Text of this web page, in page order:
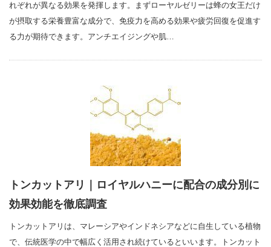
れぞれが異なる効果を発揮します。まずローヤルゼリーは蜂の女王だけ
が摂取する栄養豊富な成分で、免疫力を高める効果や疲労回復を促進す
る力が期待できます。アンチエイジングや肌…
トンカットアリ｜ロイヤルハニーに配合の成分別に
効果効能を徹底調査
トンカットアリは、マレーシアやインドネシアなどに自生している植物
で、伝統医学の中で幅広く活用され続けているといいます。トンカット